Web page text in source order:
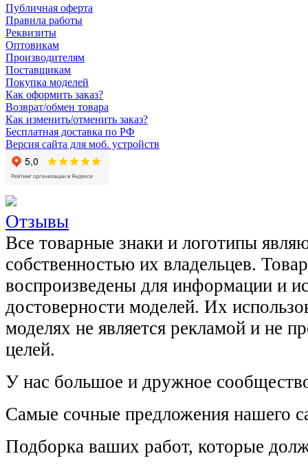
Публичная оферта
Правила работы
Реквизиты
Оптовикам
Производителям
Поставщикам
Покупка моделей
Как оформить заказ?
Возврат/обмен товара
Как изменить/отменить заказ?
Бесплатная доставка по РФ
Версия сайта для моб. устройств
Отзывы
Все товарные знаки и логотипы
собственностью их владельцев.
воспроизведены для информации и
достоверности моделей. Их
моделях не является рекламой и не
целей.
У нас большое и дружное
Самые сочные предложения нашего
Подборка ваших работ, которые